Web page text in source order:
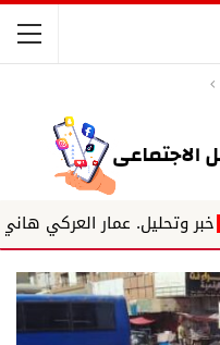
عمار العركي هاني صلاح..